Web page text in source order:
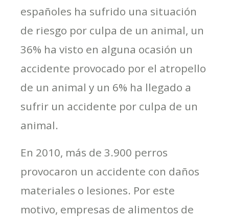
españoles ha sufrido una situación
de riesgo por culpa de un animal, un
36% ha visto en alguna ocasión un
accidente provocado por el atropello
de un animal y un 6% ha llegado a
sufrir un accidente por culpa de un
animal.
En 2010, más de 3.900 perros
provocaron un accidente con daños
materiales o lesiones. Por este
motivo, empresas de alimentos de